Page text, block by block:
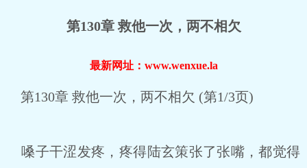
第130章 救他一次，两不相欠
最新网址：www.wenxue.la
第130章 救他一次，两不相欠 (第1/3页)
嗓子干涩发疼，疼得陆玄策张了张嘴，都觉得